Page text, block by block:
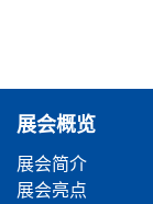
展会概览
展会简介
展会亮点